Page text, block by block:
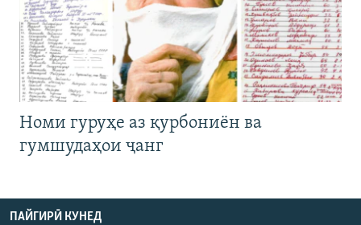
Номи гуруҳе аз қурбониён ва
гумшудаҳои ҷанг
ПАЙГИРӢ КУНЕД